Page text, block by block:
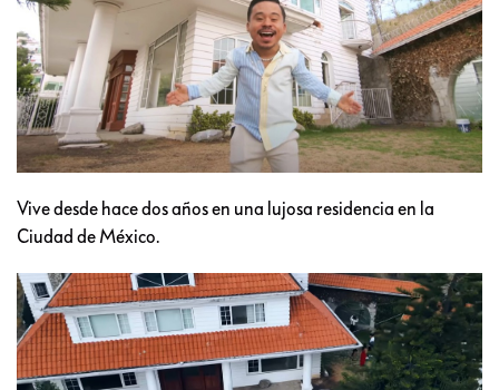
Vive desde hace dos años en una lujosa residencia en la
Ciudad de México.